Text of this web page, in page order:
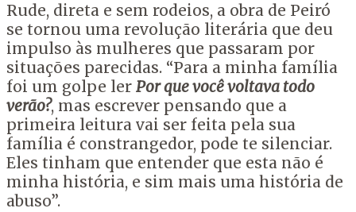
Rude, direta e sem rodeios, a obra de Peiró
se tornou uma revolução literária que deu
impulso às mulheres que passaram por
situações parecidas. “Para a minha família
foi um golpe ler Por que você voltava todo
verão?, mas escrever pensando que a
primeira leitura vai ser feita pela sua
família é constrangedor, pode te silenciar.
Eles tinham que entender que esta não é
minha história, e sim mais uma história de
abuso”.